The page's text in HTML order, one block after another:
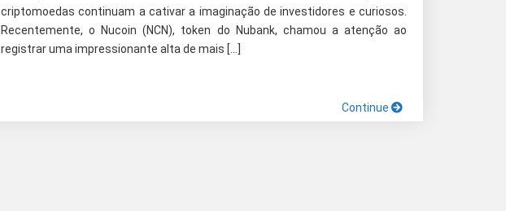
criptomoedas continuam a cativar a imaginação de investidores e curiosos.
Recentemente, o Nucoin (NCN), token do Nubank, chamou a atenção ao
registrar uma impressionante alta de mais […]
Continue